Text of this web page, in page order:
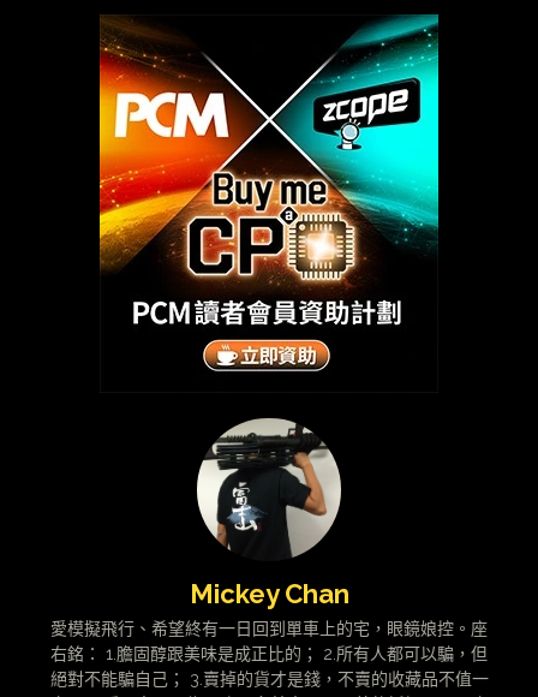
Mickey Chan
愛模擬飛行、希望終有一日回到單車上的宅，眼鏡娘控。座
右銘： 1.膽固醇跟美味是成正比的； 2.所有人都可以騙，但
絕對不能騙自己； 3.賣掉的貨才是錢，不賣的收藏品不值一